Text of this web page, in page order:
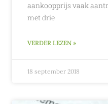
aankoopprijs vaak
met drie
VERDER LEZEN »
18 september 2018